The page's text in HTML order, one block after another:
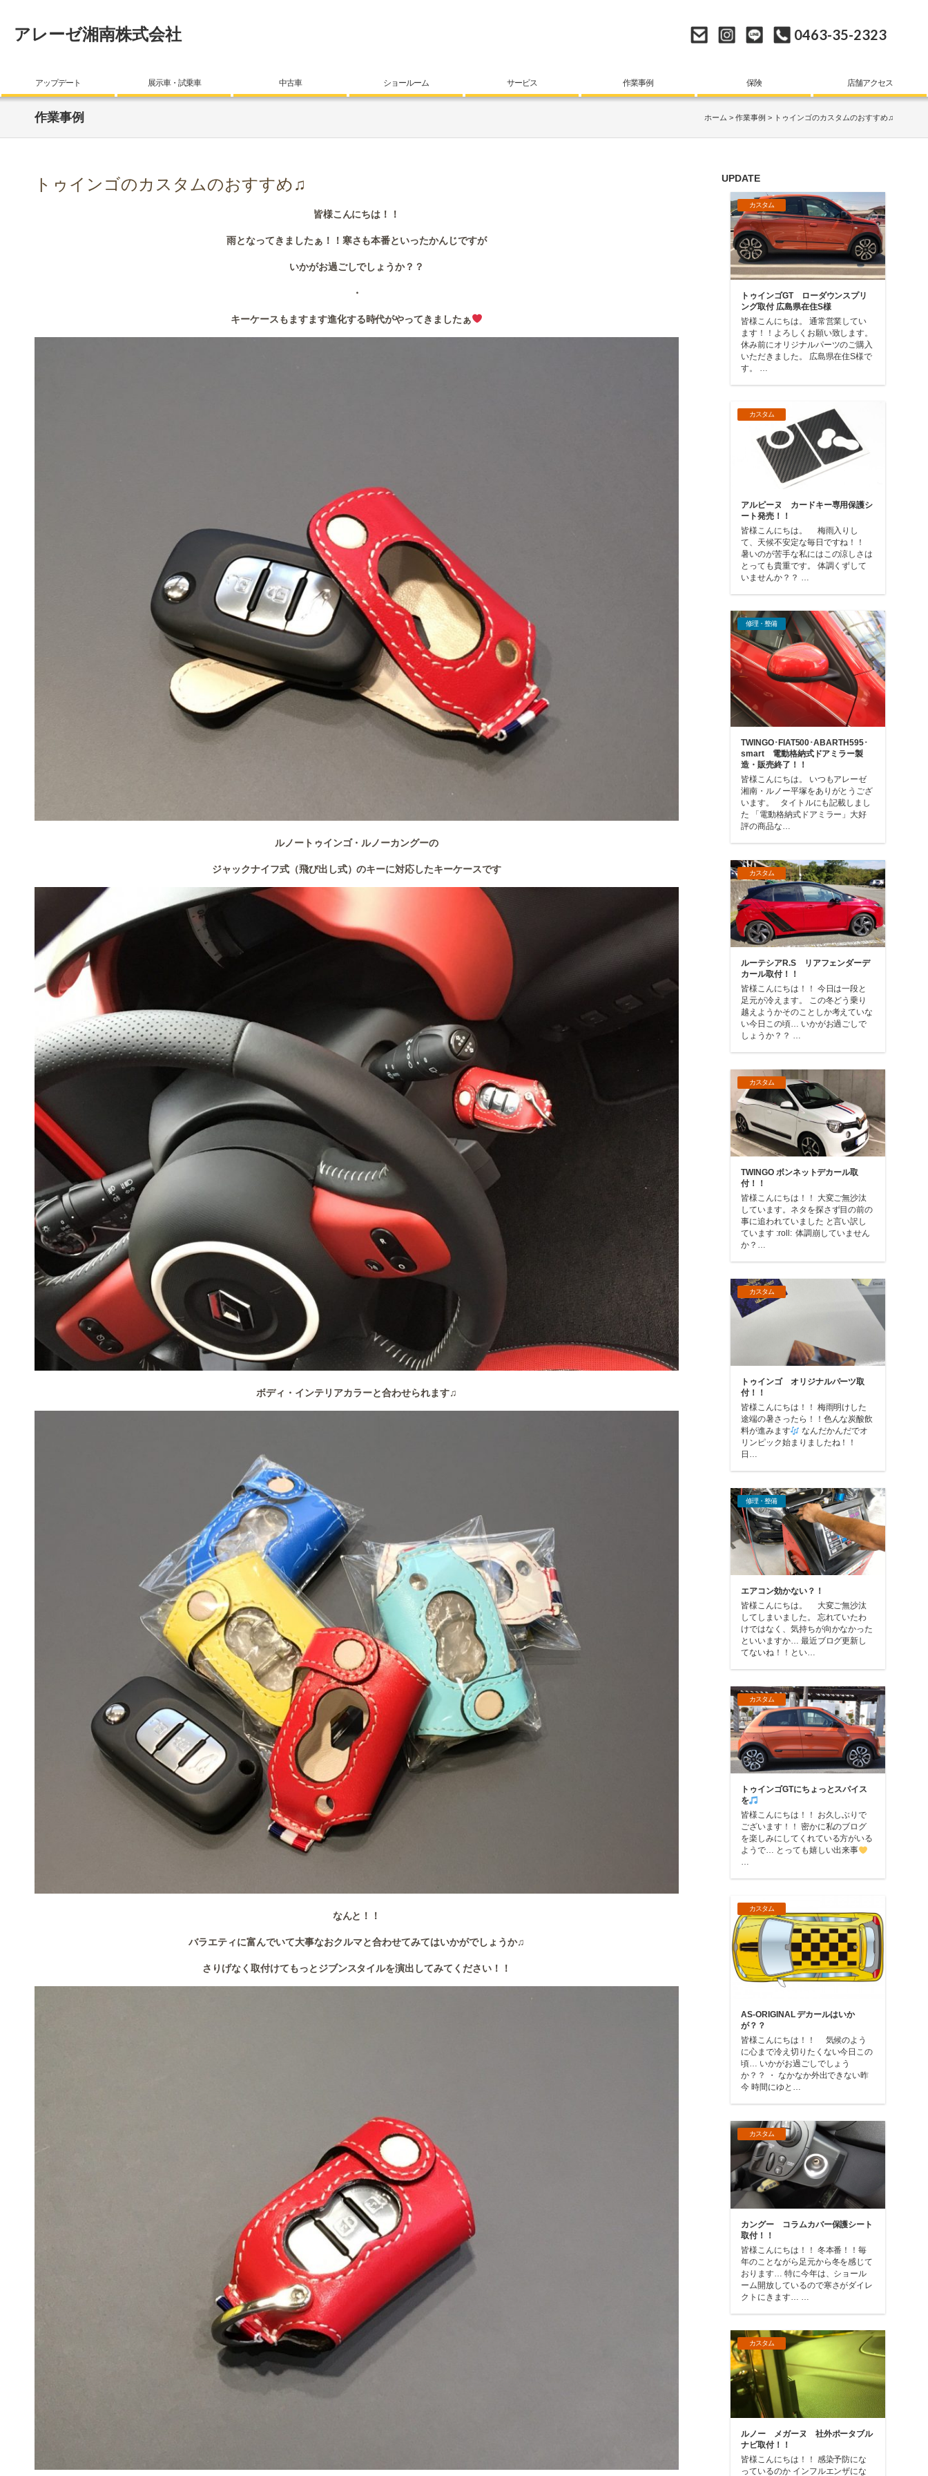
アレーゼ湘南株式会社 0463-35-2323
アップデート 展示車・試乗車 中古車 ショールーム サービス 作業事例 保険 店舗アクセス
作業事例 ホーム 作業事例 トゥインゴのカスタムのおすすめ♫
トゥインゴのカスタムのおすすめ♫
皆様こんにちは！！
雨となってきましたぁ！！寒さも本番といったかんじですが
いかがお過ごしでしょうか？？
・
キーケースもますます進化する時代がやってきましたぁ
ルノートゥインゴ・ルノーカングーの
ジャックナイフ式（飛び出し式）のキーに対応したキーケースです
ボディ・インテリアカラーと合わせられます♫
なんと！！
バラエティに富んでいて大事なおクルマと合わせてみてはいかがでしょうか♫
さりげなく取付けてもっとジブンスタイルを演出してみてください！！
UPDATE
カスタム
トゥインゴGT ローダウンスプリ
ング取付 広島県在住S様
皆様こんにちは。 通常営業してい
ます！！よろしくお願い致します。
休み前にオリジナルパーツのご購入
いただきました。 広島県在住S様で
す。 …
カスタム
アルピーヌ カードキー専用保護シ
ート発売！！
皆様こんにちは。 梅雨入りし
て、天候不安定な毎日ですね！！
暑いのが苦手な私にはこの涼しさは
とっても貴重です。 体調くずして
いませんか？？ …
修理・整備
TWINGO･FIAT500･ABARTH595･
smart 電動格納式ドアミラー製
造・販売終了！！
皆様こんにちは。 いつもアレーゼ
湘南・ルノー平塚をありがとうござ
います。 タイトルにも記載しまし
た 「電動格納式ドアミラー」大好
評の商品な…
カスタム
ルーテシアR.S リアフェンダーデ
カール取付！！
皆様こんにちは！！ 今日は一段と
足元が冷えます。 この冬どう乗り
越えようかそのことしか考えていな
い今日この頃… いかがお過ごしで
しょうか？？ …
カスタム
TWINGO ボンネットデカール取
付！！
皆様こんにちは！！ 大変ご無沙汰
しています。ネタを探さず目の前の
事に追われていました と言い訳し
ています :roll: 体調崩していません
か？…
カスタム
トゥインゴ オリジナルパーツ取
付！！
皆様こんにちは！！ 梅雨明けした
途端の暑さったら！！色んな炭酸飲
料が進みます
なんだかんだでオ
リンピック始まりましたね！！
日…
修理・整備
エアコン効かない？！
皆様こんにちは。 大変ご無沙汰
してしまいました。 忘れていたわ
けではなく、気持ちが向かなかった
といいますか… 最近ブログ更新し
てないね！！とい…
カスタム
トゥインゴGTにちょっとスパイス
を
皆様こんにちは！！ お久しぶりで
ございます！！ 密かに私のブログ
を楽しみにしてくれている方がいる
ようで… とっても嬉しい出来事
…
カスタム
AS-ORIGINAL デカールはいか
が？？
皆様こんにちは！！ 気候のよう
に心まで冷え切りたくない今日この
頃… いかがお過ごしでしょう
か？？ ・ なかなか外出できない昨
今 時間にゆと…
カスタム
カングー コラムカバー保護シート
取付！！
皆様こんにちは！！ 冬本番！！毎
年のことながら足元から冬を感じて
おります… 特に今年は、ショール
ーム開放しているので寒さがダイレ
クトにきます… …
カスタム
ルノー メガーヌ 社外ポータブル
ナビ取付！！
皆様こんにちは！！ 感染予防にな
っているのか インフルエンザにな